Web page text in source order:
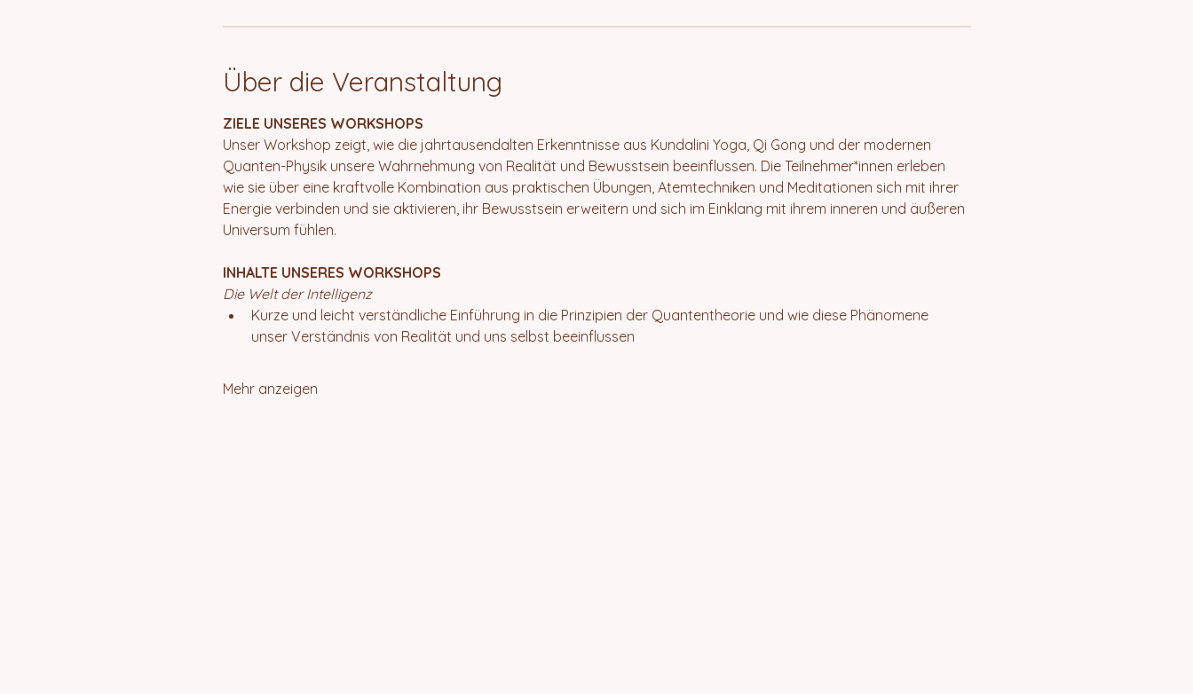
Über die Veranstaltung
ZIELE UNSERES WORKSHOPS
Unser Workshop zeigt, wie die jahrtausendalten Erkenntnisse aus Kundalini Yoga, Qi Gong und der modernen
Quanten-Physik unsere Wahrnehmung von Realität und Bewusstsein beeinflussen. Die Teilnehmer*innen erleben
wie sie über eine kraftvolle Kombination aus praktischen Übungen, Atemtechniken und Meditationen sich mit ihrer
Energie verbinden und sie aktivieren, ihr Bewusstsein erweitern und sich im Einklang mit ihrem inneren und äußeren
Universum fühlen.
INHALTE UNSERES WORKSHOPS
Die Welt der Intelligenz
Kurze und leicht verständliche Einführung in die Prinzipien der Quantentheorie und wie diese Phänomene
unser Verständnis von Realität und uns selbst beeinflussen
Mehr anzeigen